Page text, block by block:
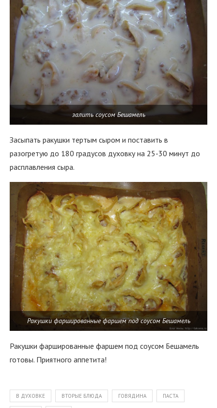
залить соусом Бешамель
Засыпать ракушки тертым сыром и поставить в
разогретую до 180 градусов духовку на 25-30 минут до
расплавления сыра.
Ракушки фаршированные фаршем под соусом Бешамель
Ракушки фаршированные фаршем под соусом Бешамель
готовы. Приятного аппетита!
В ДУХОВКЕ ВТОРЫЕ БЛЮДА ГОВЯДИНА ПАСТА